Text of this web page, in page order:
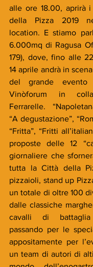
alle ore 18.00, aprirà
della Pizza 2019
location. E stiamo
6.000mq di Ragusa
179), dove, fino alle
14 aprile andrà in
del grande evento
Vinòforum in
Ferrarelle.
“A degustazione”,
“Fritta”, “Fritti
proposte delle 12
giornaliere che
tutta la Città della
pizzaioli, stand up
un totale di oltre 100
dalle classiche
cavalli di
passando per le
appositamente per
un team di autori di